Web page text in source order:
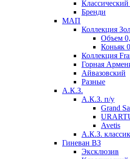
Классический
Бренди
МАП
Коллекция
Объем
Коньяк
Коллекция
Горная
Айвазовский
Разные
А.К.З.
А.К.З. п/у
Grand
Avetis
А.К.З. классик
Гиневан ВЗ
Эксклюзив